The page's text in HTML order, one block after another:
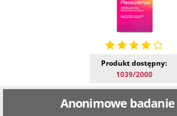
Produkt dostępny:
1039/2000
Anonimowe